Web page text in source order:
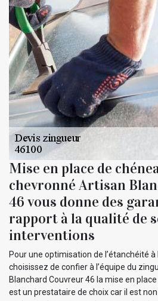
Mise en place de
chevronné Artisan
46 vous donne des
rapport à la qualité de
interventions
Pour une optimisation de l’étanchéité à
choisissez de confier à l’équipe du
Blanchard Couvreur 46 la mise en
est un prestataire de choix car il est